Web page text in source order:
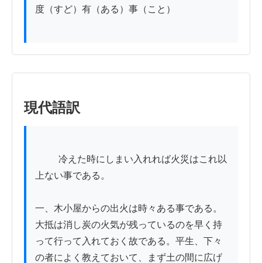
度（すど）有（ある）事（こと）
現代語訳
上ない事である。
一、木小屋からの出火は時々ある事である。
大抵は消し炭の火気が残っているのを早く持
って行って入れておく故である。平生、下々
の者によく教えておいて、まず土の間に広げ